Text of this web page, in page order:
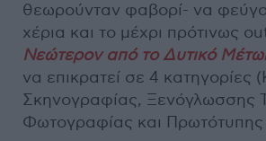
θεωρούνταν φαβορί- να
χέρια και το μέχρι πρότινως
Νεώτερον από το Δυτικό
να επικρατεί σε 4 κατηγορίες
Σκηνογραφίας, Ξενόγλωσσης
Φωτογραφίας και